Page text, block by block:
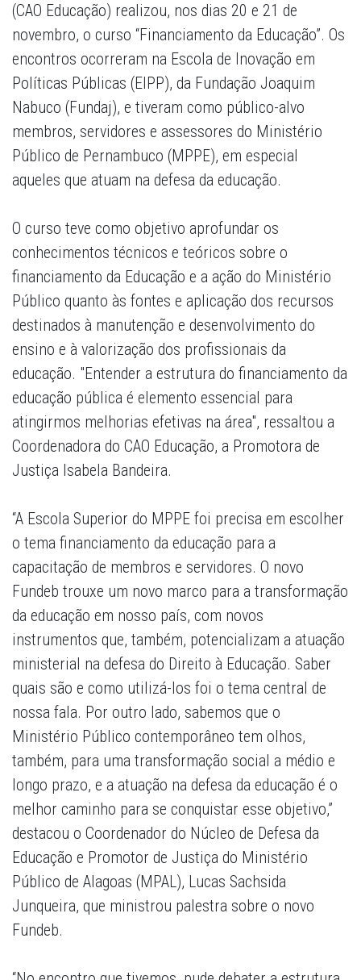
(CAO Educação) realizou, nos dias 20 e 21 de
novembro, o curso “Financiamento da Educação”. Os
encontros ocorreram na Escola de Inovação em
Políticas Públicas (EIPP), da Fundação Joaquim
Nabuco (Fundaj), e tiveram como público-alvo
membros, servidores e assessores do Ministério
Público de Pernambuco (MPPE), em especial
aqueles que atuam na defesa da educação.
O curso teve como objetivo aprofundar os
conhecimentos técnicos e teóricos sobre o
financiamento da Educação e a ação do Ministério
Público quanto às fontes e aplicação dos recursos
destinados à manutenção e desenvolvimento do
ensino e à valorização dos profissionais da
educação. "Entender a estrutura do financiamento da
educação pública é elemento essencial para
atingirmos melhorias efetivas na área", ressaltou a
Coordenadora do CAO Educação, a Promotora de
Justiça Isabela Bandeira.
“A Escola Superior do MPPE foi precisa em escolher
o tema financiamento da educação para a
capacitação de membros e servidores. O novo
Fundeb trouxe um novo marco para a transformação
da educação em nosso país, com novos
instrumentos que, também, potencializam a atuação
ministerial na defesa do Direito à Educação. Saber
quais são e como utilizá-los foi o tema central de
nossa fala. Por outro lado, sabemos que o
Ministério Público contemporâneo tem olhos,
também, para uma transformação social a médio e
longo prazo, e a atuação na defesa da educação é o
melhor caminho para se conquistar esse objetivo,”
destacou o Coordenador do Núcleo de Defesa da
Educação e Promotor de Justiça do Ministério
Público de Alagoas (MPAL), Lucas Sachsida
Junqueira, que ministrou palestra sobre o novo
Fundeb.